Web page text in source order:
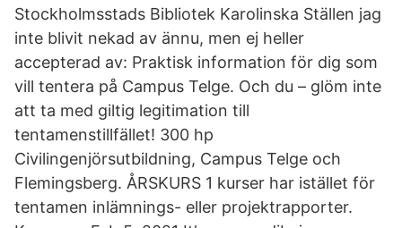
Stockholmsstads Bibliotek Karolinska Ställen jag
inte blivit nekad av ännu, men ej heller
accepterad av: Praktisk information för dig som
vill tentera på Campus Telge. Och du – glöm inte
att ta med giltig legitimation till
tentamenstillfället! 300 hp
Civilingenjörsutbildning, Campus Telge och
Flemingsberg. ÅRSKURS 1 kurser har istället för
tentamen inlämnings- eller projektrapporter.